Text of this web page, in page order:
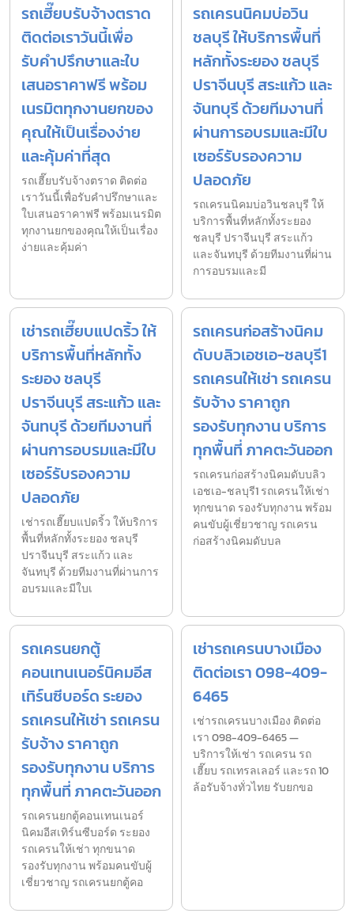
รถเฮี๊ยบรับจ้างตราด
ติดต่อเราวันนี้เพื่อ
รับคำปรึกษาและใบ
เสนอราคาฟรี พร้อม
เนรมิตทุกงานยกของ
คุณให้เป็นเรื่องง่าย
และคุ้มค่าที่สุด
รถเฮี๊ยบรับจ้างตราด ติดต่อ
เราวันนี้เพื่อรับคำปรึกษาและ
ใบเสนอราคาฟรี พร้อมเนรมิต
ทุกงานยกของคุณให้เป็นเรื่อง
ง่ายและคุ้มค่า
รถเครนนิคมบ่อวิน
ชลบุรี ให้บริการพื้นที่
หลักทั้งระยอง ชลบุรี
ปราจีนบุรี สระแก้ว และ
จันทบุรี ด้วยทีมงานที่
ผ่านการอบรมและมีใบ
เซอร์รับรองความ
ปลอดภัย
รถเครนนิคมบ่อวินชลบุรี ให้
บริการพื้นที่หลักทั้งระยอง
ชลบุรี ปราจีนบุรี สระแก้ว
และจันทบุรี ด้วยทีมงานที่ผ่าน
การอบรมและมี
เช่ารถเฮี๊ยบแปดริ้ว ให้
บริการพื้นที่หลักทั้ง
ระยอง ชลบุรี
ปราจีนบุรี สระแก้ว และ
จันทบุรี ด้วยทีมงานที่
ผ่านการอบรมและมีใบ
เซอร์รับรองความ
ปลอดภัย
เช่ารถเฮี๊ยบแปดริ้ว ให้บริการ
พื้นที่หลักทั้งระยอง ชลบุรี
ปราจีนบุรี สระแก้ว และ
จันทบุรี ด้วยทีมงานที่ผ่านการ
อบรมและมีใบเ
รถเครนก่อสร้างนิคม
ดับบลิวเอชเอ-ชลบุรี1
รถเครนให้เช่า รถเครน
รับจ้าง ราคาถูก
รองรับทุกงาน บริการ
ทุกพื้นที่ ภาคตะวันออก
รถเครนก่อสร้างนิคมดับบลิว
เอชเอ-ชลบุรี1 รถเครนให้เช่า
ทุกขนาด รองรับทุกงาน พร้อม
คนขับผู้เชี่ยวชาญ รถเครน
ก่อสร้างนิคมดับบล
รถเครนยกตู้
คอนเทนเนอร์นิคมอีส
เทิร์นซีบอร์ด ระยอง
รถเครนให้เช่า รถเครน
รับจ้าง ราคาถูก
รองรับทุกงาน บริการ
ทุกพื้นที่ ภาคตะวันออก
รถเครนยกตู้คอนเทนเนอร์
นิคมอีสเทิร์นซีบอร์ด ระยอง
รถเครนให้เช่า ทุกขนาด
รองรับทุกงาน พร้อมคนขับผู้
เชี่ยวชาญ รถเครนยกตู้คอ
เช่ารถเครนบางเมือง
ติดต่อเรา 098-409-
6465
เช่ารถเครนบางเมือง ติดต่อ
เรา 098-409-6465 —
บริการให้เช่า รถเครน รถ
เฮี๊ยบ รถเทรลเลอร์ และรถ 10
ล้อรับจ้างทั่วไทย รับยกขอ